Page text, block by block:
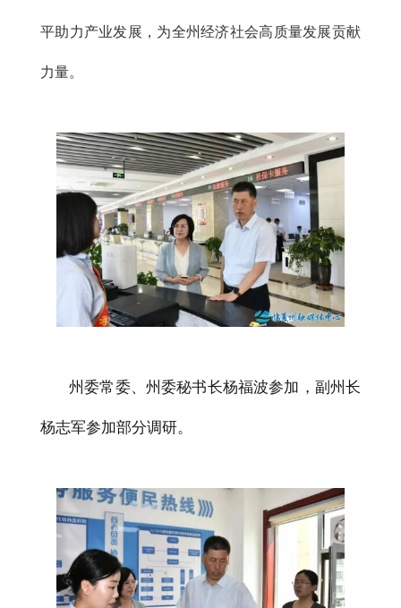
平助力产业发展，为全州经济社会高质量发展贡献
力量。
州委常委、州委秘书长杨福波参加，副州长
杨志军参加部分调研。